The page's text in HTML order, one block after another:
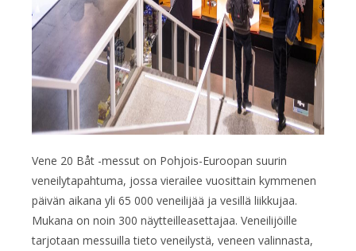
Vene 20 Båt -messut on Pohjois-Euroopan suurin
veneilytapahtuma, jossa vierailee vuosittain kymmenen
päivän aikana yli 65 000 veneilijää ja vesillä liikkujaa.
Mukana on noin 300 näytteilleasettajaa. Veneilijöille
tarjotaan messuilla tieto veneilystä, veneen valinnasta,